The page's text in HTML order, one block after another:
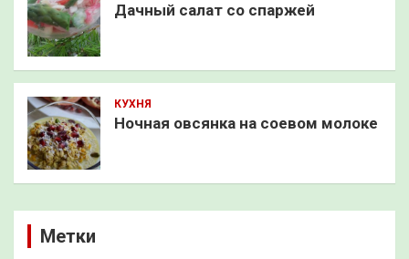
Дачный салат со спаржей
КУХНЯ
Ночная овсянка на соевом молоке
Метки